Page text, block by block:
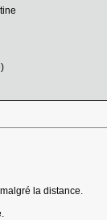
la distance.